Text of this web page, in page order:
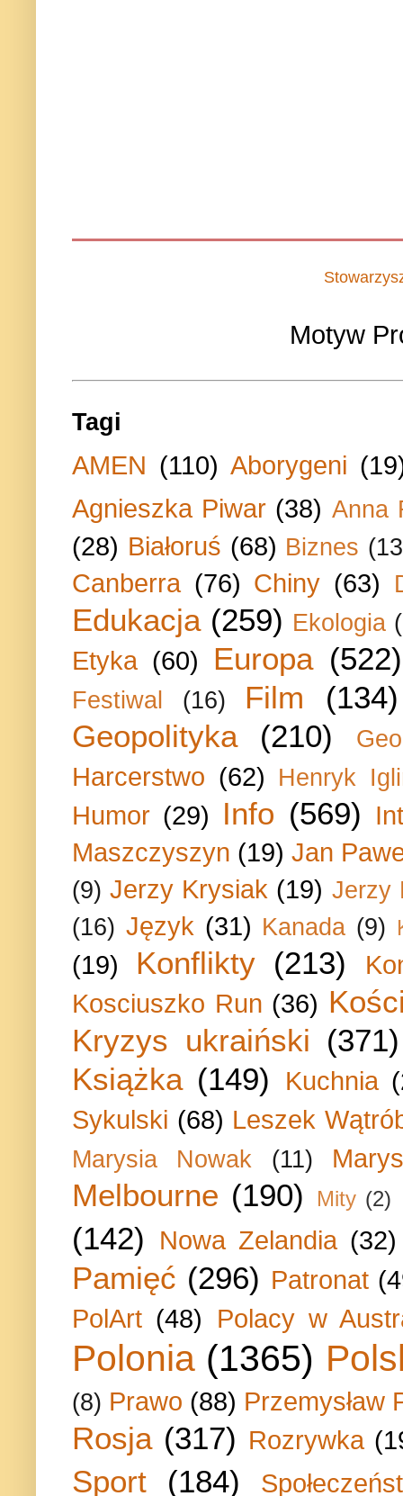
Motyw
Tagi
AMEN (110) Aborygeni
Agnieszka Piwar (38) Anna
(28) Białoruś (68) Biznes
Canberra (76) Chiny (63)
Edukacja (259) Ekologia
Etyka (60) Europa (522)
Festiwal (16) Film
(134)
Geopolityka
(210)
Harcerstwo (62) Henryk
Humor (29) Info (569)
Maszczyszyn (19) Jan
(9) Jerzy Krysiak (19) Jerzy
(16) Język (31) Kanada (9)
(19) Konflikty (213)
Kosciuszko Run (36)
Kryzys ukraiński (371)
Książka (149) Kuchnia
Sykulski (68) Leszek
Marysia Nowak (11)
Melbourne (190) Mity (2)
(142) Nowa Zelandia (32)
Pamięć (296) Patronat
PolArt (48) Polacy w
Polonia (1365)
(8) Prawo (88) Przemysław
Rosja (317) Rozrywka
Sport (184)